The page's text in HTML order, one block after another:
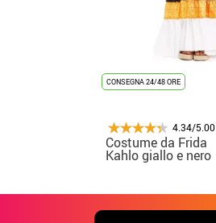
CONSEGNA 24/48 ORE
4.34/5.00
Costume da Frida
Kahlo giallo e nero
per bambina